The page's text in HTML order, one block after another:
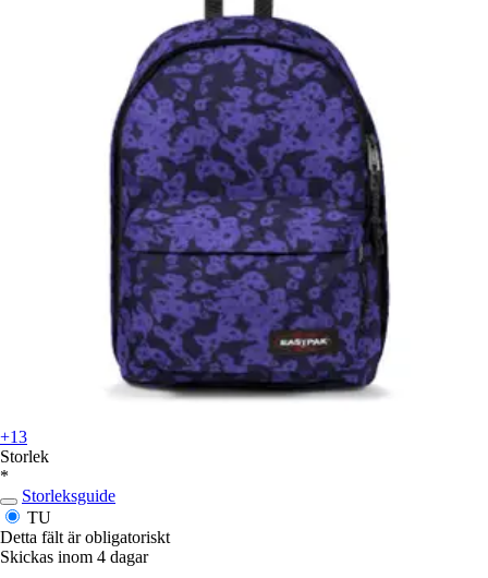
+13
Storlek
*
Storleksguide
TU
Detta fält är obligatoriskt
Skickas inom 4 dagar